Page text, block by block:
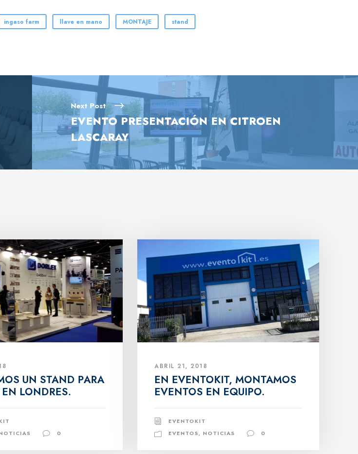
ingaso farm llave en mano MONTAJE stand
Next Post
EVENTO PRESENTACIÓN EN CITROEN
LASCARAY
UN STAND PARA
LONDRES.
0
ABRIL 21, 2018
EN EVENTOKIT, MONTAMOS
EVENTOS EN EQUIPO.
EVENTOKIT
EVENTOS, NOTICIAS 0